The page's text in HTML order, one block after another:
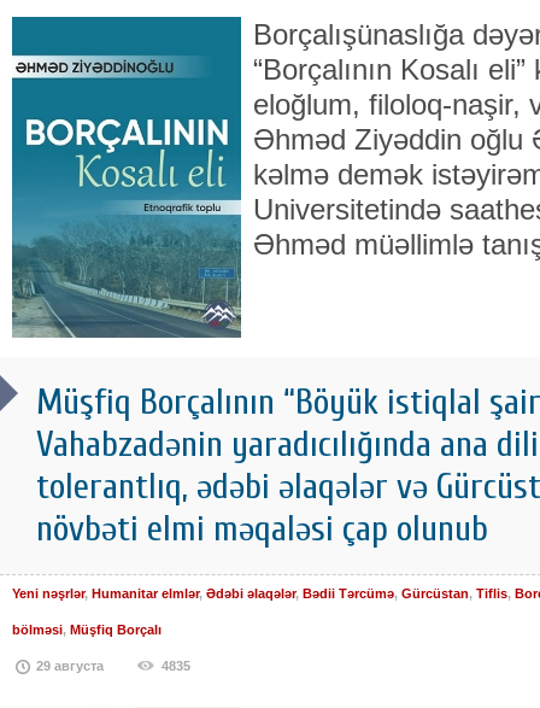
Borçalışünaslığa
“Borçalının Kosalı
eloğlum, filoloq-naşir,
Əhmәd Ziyәddin oğlu
kəlmə demək
Universitetində
Əhməd müəllimlə
Müşfiq Borçalının “Böyük istiqlal
Vahabzadənin yaradıcılığında ana
tolerantlıq, ədəbi əlaqələr və
növbəti elmi məqaləsi çap olunub
Yeni nəşrlər, Humanitar elmlər, Ədəbi əlaqələr, Bədii Tərcümə, Gürcüstan, Tiflis,
bölməsi, Müşfiq Borçalı
29 августа 4835